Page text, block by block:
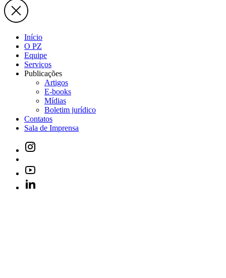
Início
O PZ
Equipe
Serviços
Publicações
Artigos
E-books
Mídias
Boletim jurídico
Contatos
Sala de Imprensa